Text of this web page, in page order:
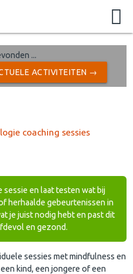
...
ACTIVITEITEN →
coaching sessies
en laat testen wat bij
herhaalde gebeurtenissen in
je juist nodig hebt en past dit
en gezond.
sessies met mindfulness en
kind, een jongere of een